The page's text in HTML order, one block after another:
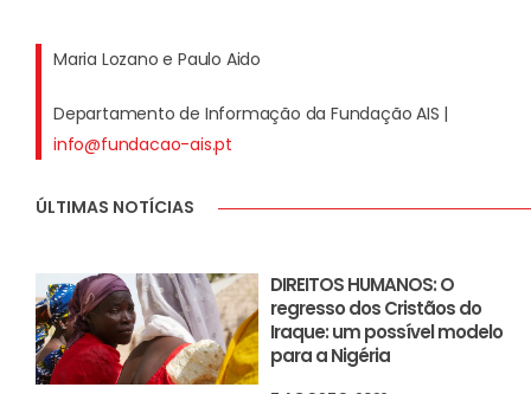
Maria Lozano e Paulo Aido
Departamento de Informação da Fundação AIS |
info@fundacao-ais.pt
ÚLTIMAS NOTÍCIAS
DIREITOS HUMANOS: O
regresso dos Cristãos do
Iraque: um possível modelo
para a Nigéria